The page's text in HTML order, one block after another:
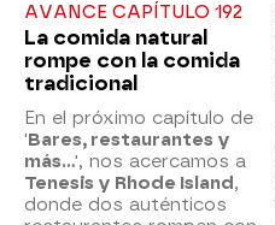
AVANCE CAPÍTULO 192
La comida natural
rompe con la comida
tradicional
En el próximo capítulo de
'Bares, restaurantes y
más...', nos acercamos a
Tenesis y Rhode Island,
donde dos auténticos